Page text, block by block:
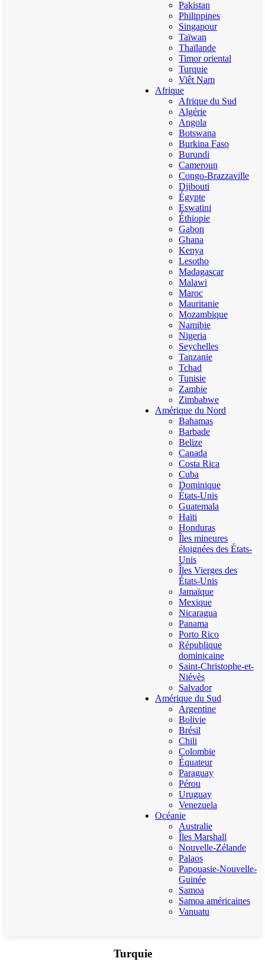
Pakistan
Philippines
Singapour
Taïwan
Thaïlande
Timor oriental
Turquie
Viêt Nam
Afrique
Afrique du Sud
Algérie
Angola
Botswana
Burkina Faso
Burundi
Cameroun
Congo-Brazzaville
Djibouti
Égypte
Eswatini
Éthiopie
Gabon
Ghana
Kenya
Lesotho
Madagascar
Malawi
Maroc
Mauritanie
Mozambique
Namibie
Nigeria
Seychelles
Tanzanie
Tchad
Tunisie
Zambie
Zimbabwe
Amérique du Nord
Bahamas
Barbade
Belize
Canada
Costa Rica
Cuba
Dominique
États-Unis
Guatemala
Haïti
Honduras
Îles mineures
éloignées des États-
Unis
Îles Vierges des
États-Unis
Jamaïque
Mexique
Nicaragua
Panama
Porto Rico
République
dominicaine
Saint-Christophe-et-
Niévès
Salvador
Amérique du Sud
Argentine
Bolivie
Brésil
Chili
Colombie
Équateur
Paraguay
Pérou
Uruguay
Venezuela
Océanie
Australie
Îles Marshall
Nouvelle-Zélande
Palaos
Papouasie-Nouvelle-
Guinée
Samoa
Samoa américaines
Vanuatu
Turquie